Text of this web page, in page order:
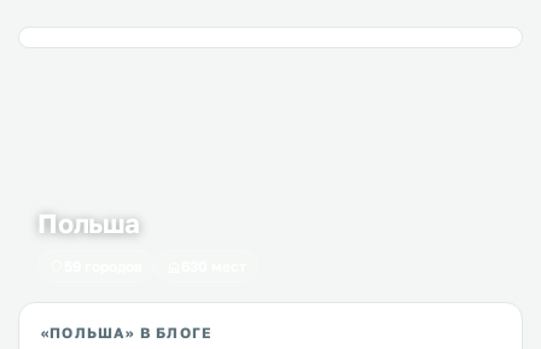
Польша
«ПОЛЬША» В БЛОГЕ